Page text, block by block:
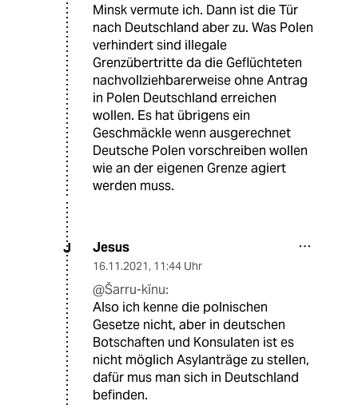
Minsk vermute ich. Dann ist die Tür
nach Deutschland aber zu. Was Polen
verhindert sind illegale
Grenzübertritte da die Geflüchteten
nachvollziehbarerweise ohne Antrag
in Polen Deutschland erreichen
wollen. Es hat übrigens ein
Geschmäckle wenn ausgerechnet
Deutsche Polen vorschreiben wollen
wie an der eigenen Grenze agiert
werden muss.
J Jesus
16.11.2021, 11:44 Uhr
@Šarru-kīnu:
Also ich kenne die polnischen
Gesetze nicht, aber in deutschen
Botschaften und Konsulaten ist es
nicht möglich Asylanträge zu stellen,
dafür mus man sich in Deutschland
befinden.